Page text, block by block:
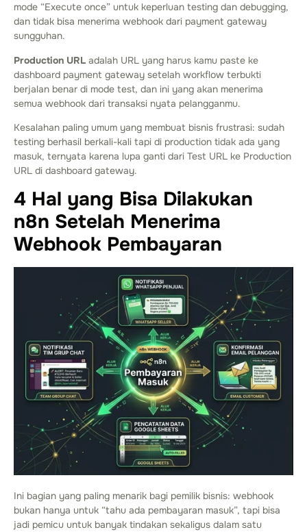
mode “Execute once” untuk keperluan testing dan debugging,
dan tidak bisa menerima webhook dari payment gateway
sungguhan.
Production URL adalah URL yang harus kamu paste ke
dashboard payment gateway setelah workflow terbukti
berjalan benar di mode test, dan ini yang akan menerima
semua webhook dari transaksi nyata pelangganmu.
Kesalahan paling umum yang membuat bisnis frustrasi: sudah
testing berhasil berkali-kali tapi di production tidak ada yang
masuk, ternyata karena lupa ganti dari Test URL ke Production
URL di dashboard gateway.
4 Hal yang Bisa Dilakukan
n8n Setelah Menerima
Webhook Pembayaran
Ini bagian yang paling menarik bagi pemilik bisnis: webhook
bukan hanya untuk “tahu ada pembayaran masuk”, tapi bisa
jadi pemicu untuk banyak tindakan sekaligus dalam satu